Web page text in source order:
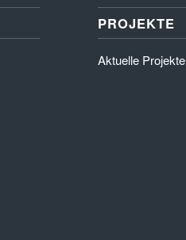
PROJEKTE
Aktuelle Projekte